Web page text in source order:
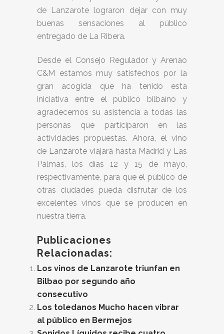
de Lanzarote lograron dejar con muy
buenas sensaciones al público
entregado de La Ribera.
Desde el Consejo Regulador y Arenao
C&M estamos muy satisfechos por la
gran acogida que ha tenido esta
iniciativa entre el público bilbaíno y
agradecemos su asistencia a todas las
personas que participaron en las
actividades propuestas. Ahora, el vino
de Lanzarote viajará hasta Madrid y Las
Palmas, los días 12 y 15 de mayo,
respectivamente, para que el público de
otras ciudades pueda disfrutar de los
excelentes vinos que se producen en
nuestra tierra.
Publicaciones
Relacionadas:
Los vinos de Lanzarote triunfan en
Bilbao por segundo año
consecutivo
Los toledanos Mucho hacen vibrar
al público en Bermejos